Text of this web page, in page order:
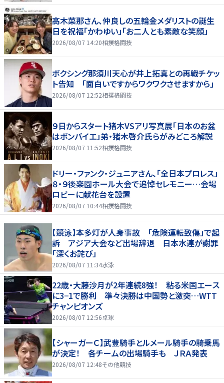
高木菜那さん、仲良しの五輪金メダリストの誕生
日を祝福「かわゆい」「お二人とも素敵な笑顔」
2026/08/07 14:20相撲格闘技
ボクシング那須川天心が井上拓真との再戦チケッ
ト告知 「面白いですからワクワクさせますから」
2026/08/07 12:52相撲格闘技
９日からスタート猪木VSアリ写真展「日本のお盆
はボンバイエ」弟・猪木啓介氏らがみどころ解説
2026/08/07 11:52相撲格闘技
ドリー・ファンク・ジュニアさん、「全日本プロレス」
８・９後楽園ホール大会で追悼セレモニー…会場
ロビーに献花台を設置
2026/08/07 10:44相撲格闘技
【競泳】本多灯が人身事故 「危険運転致傷」で起
訴 アジア大会など出場辞退 日本水連が謝罪
「深くお詫び」
2026/08/07 11:34水泳
22歳・大藤沙月が2年連続8強！ 粘る米国エース
に3−1で勝利 準々決勝は中国勢と激突…WTT
チャンピオンズ
2026/08/07 12:56卓球
【シャーガーＣ】武豊騎手とルメール騎手の騎乗馬
が決定！ 各チームの出場騎手も ＪＲＡ発表
2026/08/07 12:48その他競技